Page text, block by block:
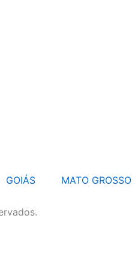
GOIÁS MATO GROSSO